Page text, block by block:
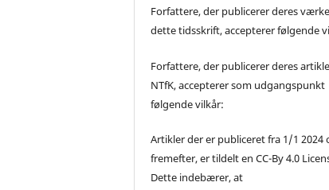
Forfattere, der publicerer deres
dette tidsskrift, accepterer følgende
Forfattere, der publicerer deres
NTfK, accepterer som udgangspunkt
følgende vilkår:
Artikler der er publiceret fra 1/1 2024
fremefter, er tildelt en CC-By 4.0
Dette indebærer, at